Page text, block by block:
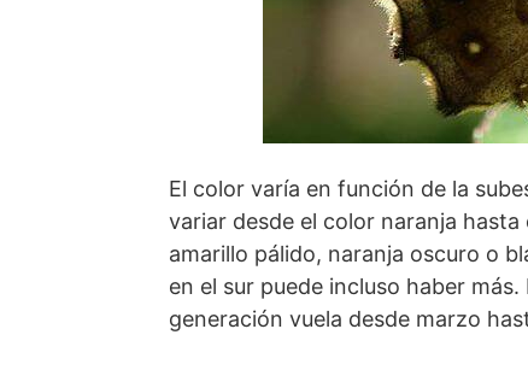
El color varía en función de la
variar desde el color naranja
amarillo pálido, naranja oscuro o
en el sur puede incluso haber
generación vuela desde marzo